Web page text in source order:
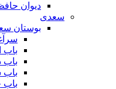
دیوان
سعدی
بوستان
باب
باب
باب